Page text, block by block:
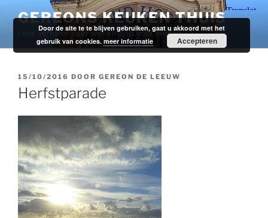
naar
inhoud
GEREONS KEUKEN THUIS
Fijne verhalen over wijn en spijs voor alledag.
GEPLAATST
OP
15/10/2016 DOOR GEREON DE LEEUW
Herfstparade
Door de site te te blijven gebruiken, gaat u akkoord met het
gebruik van cookies.meer informatie Accepteren